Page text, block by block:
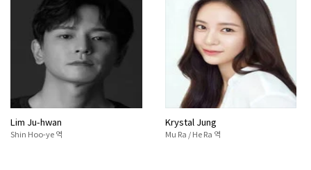
Lim Ju-hwan
Shin Hoo-ye 역
Krystal Jung
Mu Ra / He Ra 역